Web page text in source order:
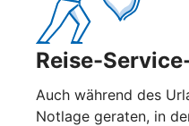
Reise-
Auch während des
Notlage geraten, in